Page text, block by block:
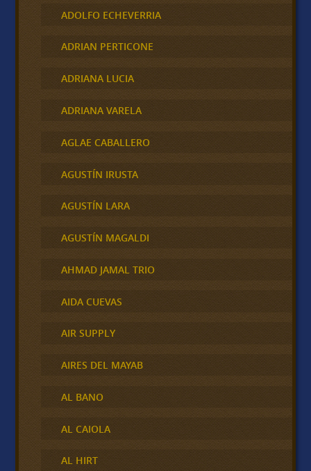
ADOLFO ECHEVERRIA
ADRIAN PERTICONE
ADRIANA LUCIA
ADRIANA VARELA
AGLAE CABALLERO
AGUSTÍN IRUSTA
AGUSTÍN LARA
AGUSTÍN MAGALDI
AHMAD JAMAL TRIO
AIDA CUEVAS
AIR SUPPLY
AIRES DEL MAYAB
AL BANO
AL CAIOLA
AL HIRT